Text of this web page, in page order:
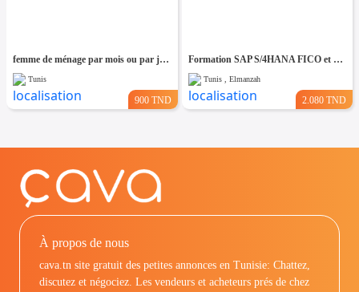
femme de ménage par mois ou par jour
Tunis
900 TND
Formation SAP S/4HANA FICO et MM-SD
Tunis , Elmanzah
2.080 TND
À propos de nous
cava.tn site gratuit des petites annonces en Tunisie: Chattez,
discutez et négociez. Les vendeurs et acheteurs prés de chez